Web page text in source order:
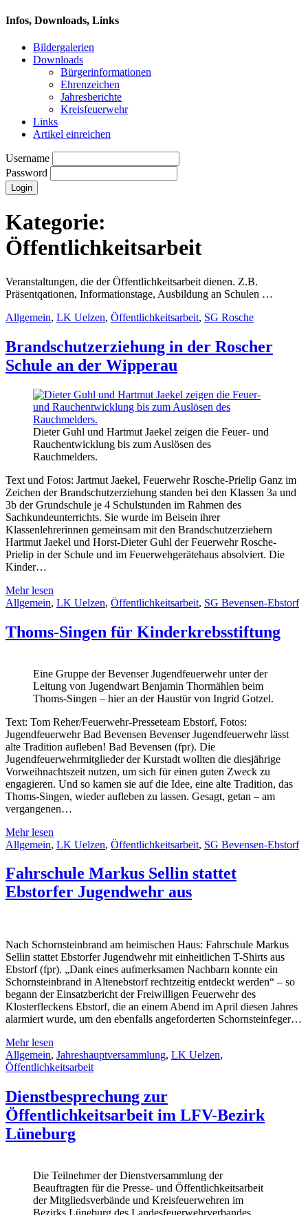
Infos, Downloads, Links
Bildergalerien
Downloads
Bürgerinformationen
Ehrenzeichen
Jahresberichte
Kreisfeuerwehr
Links
Artikel einreichen
Username
Password
Kategorie:
Öffentlichkeitsarbeit
Veranstaltungen, die der Öffentlichkeitsarbeit dienen. Z.B.
Präsentqationen, Informationstage, Ausbildung an Schulen …
Allgemein, LK Uelzen, Öffentlichkeitsarbeit, SG Rosche
Brandschutzerziehung in der Roscher
Schule an der Wipperau
Dieter Guhl und Hartmut Jaekel zeigen die Feuer- und
Rauchentwicklung bis zum Auslösen des
Rauchmelders.
Text und Fotos: Jartmut Jaekel, Feuerwehr Rosche-Prielip Ganz im
Zeichen der Brandschutzerziehung standen bei den Klassen 3a und
3b der Grundschule je 4 Schulstunden im Rahmen des
Sachkundeunterrichts. Sie wurde im Beisein ihrer
Klassenlehrerinnen gemeinsam mit den Brandschutzerziehern
Hartmut Jaekel und Horst-Dieter Guhl der Feuerwehr Rosche-
Prielip in der Schule und im Feuerwehgerätehaus absolviert. Die
Kinder…
Mehr lesen
Allgemein, LK Uelzen, Öffentlichkeitsarbeit, SG Bevensen-Ebstorf
Thoms-Singen für Kinderkrebsstiftung
Eine Gruppe der Bevenser Jugendfeuerwehr unter der
Leitung von Jugendwart Benjamin Thormählen beim
Thoms-Singen – hier an der Haustür von Ingrid Gotzel.
Text: Tom Reher/Feuerwehr-Presseteam Ebstorf, Fotos:
Jugendfeuerwehr Bad Bevensen Bevenser Jugendfeuerwehr lässt
alte Tradition aufleben! Bad Bevensen (fpr). Die
Jugendfeuerwehrmitglieder der Kurstadt wollten die diesjährige
Vorweihnachtszeit nutzen, um sich für einen guten Zweck zu
engagieren. Und so kamen sie auf die Idee, eine alte Tradition, das
Thoms-Singen, wieder aufleben zu lassen. Gesagt, getan – am
vergangenen…
Mehr lesen
Allgemein, LK Uelzen, Öffentlichkeitsarbeit, SG Bevensen-Ebstorf
Fahrschule Markus Sellin stattet
Ebstorfer Jugendwehr aus
Nach Schornsteinbrand am heimischen Haus: Fahrschule Markus
Sellin stattet Ebstorfer Jugendwehr mit einheitlichen T-Shirts aus
Ebstorf (fpr). „Dank eines aufmerksamen Nachbarn konnte ein
Schornsteinbrand in Altenebstorf rechtzeitig entdeckt werden“ – so
begann der Einsatzbericht der Freiwilligen Feuerwehr des
Klosterfleckens Ebstorf, die an einem Abend im April diesen Jahres
alarmiert wurde, um den ebenfalls angeforderten Schornsteinfeger…
Mehr lesen
Allgemein, Jahreshauptversammlung, LK Uelzen,
Öffentlichkeitsarbeit
Dienstbesprechung zur
Öffentlichkeitsarbeit im LFV-Bezirk
Lüneburg
Die Teilnehmer der Dienstversammlung der
Beauftragten für die Presse- und Öffentlichkeitsarbeit
der Mitgliedsverbände und Kreisfeuerwehren im